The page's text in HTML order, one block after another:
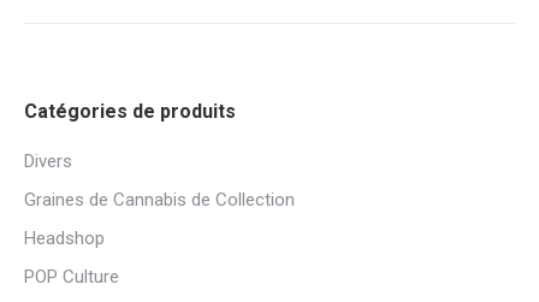
Catégories de produits
Divers
Graines de Cannabis de Collection
Headshop
POP Culture